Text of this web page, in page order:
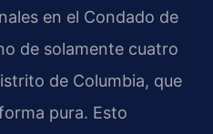
en el Condado de
de solamente cuatro
de Columbia, que
pura. Esto